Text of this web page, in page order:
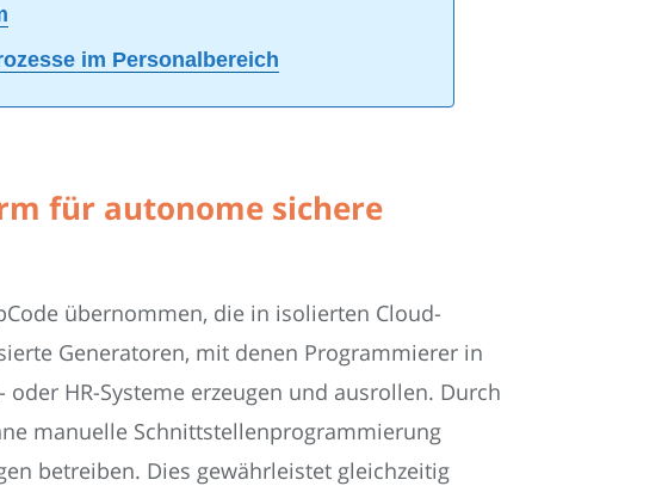
im Personalbereich
für autonome sichere
übernommen, die in isolierten Cloud-
Generatoren, mit denen Programmierer in
HR-Systeme erzeugen und ausrollen. Durch
manuelle Schnittstellenprogrammierung
betreiben. Dies gewährleistet gleichzeitig